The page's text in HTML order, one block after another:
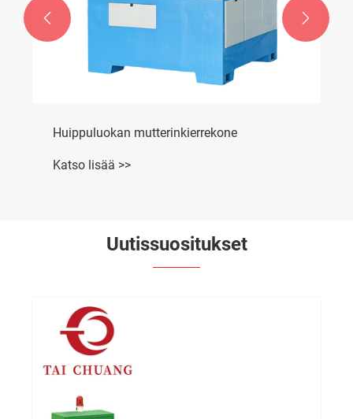
Huippuluokan mutterinkierrekone
Katso lisää >>
 
Uutissuositukset